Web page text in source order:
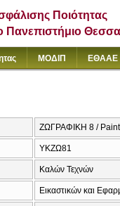
Ποιότητας
Πανεπιστήμιο
ΜΟΔΙΠ ΕΘΑΑΕ
ΖΩΓΡΑΦΙΚΗ 8 /
ΥΚΖΩ81
Καλών Τεχνών
Εικαστικών και